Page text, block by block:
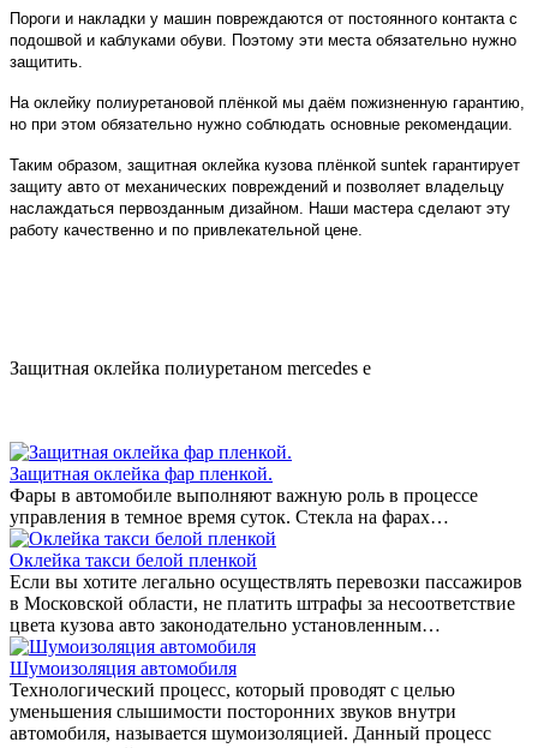
Пороги и накладки у машин повреждаются от постоянного контакта с
подошвой и каблуками обуви. Поэтому эти места обязательно нужно
защитить.
На оклейку полиуретановой плёнкой мы даём пожизненную гарантию,
но при этом обязательно нужно соблюдать основные рекомендации.
Таким образом, защитная оклейка кузова плёнкой suntek гарантирует
защиту авто от механических повреждений и позволяет владельцу
наслаждаться первозданным дизайном. Наши мастера сделают эту
работу качественно и по привлекательной цене.
Защитная оклейка полиуретаном mercedes e
Защитная оклейка фар пленкой.
Фары в автомобиле выполняют важную роль в процессе
управления в темное время суток. Стекла на фарах…
Оклейка такси белой пленкой
Если вы хотите легально осуществлять перевозки пассажиров
в Московской области, не платить штрафы за несоответствие
цвета кузова авто законодательно установленным…
Шумоизоляция автомобиля
Технологический процесс, который проводят с целью
уменьшения слышимости посторонних звуков внутри
автомобиля, называется шумоизоляцией. Данный процесс